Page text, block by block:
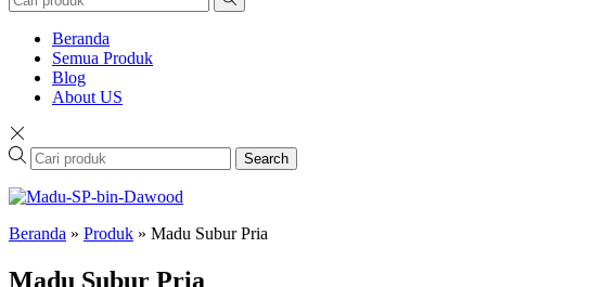
Beranda
Semua Produk
Blog
About US
Search
Beranda » Produk » Madu Subur Pria
Madu Subur Pria